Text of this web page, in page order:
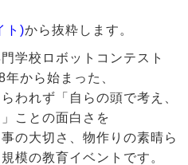
ト)から抜粋します。
学校ロボットコンテスト
から始まった、
われず「自らの頭で考え、
ことの面白さを
の大切さ、物作りの素晴ら
模の教育イベントです。